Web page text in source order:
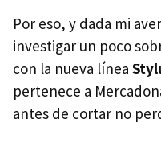
Por eso, y dada mi
investigar un poco
con la nueva línea
pertenece a
antes de cortar no